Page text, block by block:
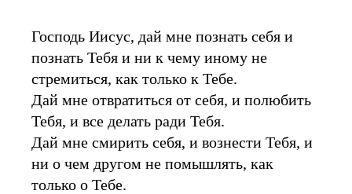
Господь Иисус, дай мне познать себя и
познать Тебя и ни к чему иному не
стремиться, как только к Тебе.
Дай мне отвратиться от себя, и полюбить
Тебя, и все делать ради Тебя.
Дай мне смирить себя, и вознести Тебя, и
ни о чем другом не помышлять, как
только о Тебе.